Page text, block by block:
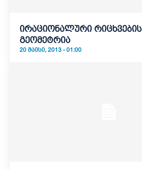
ირაციონალური რიცხვების
გეომეტრია
20 ᲛᲐᲘᲡᲘ, 2013 - 01:00